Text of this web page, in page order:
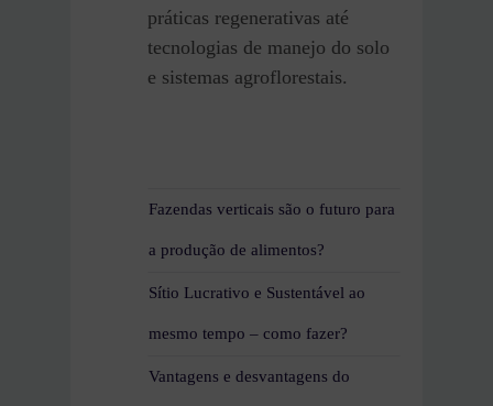
práticas regenerativas até
tecnologias de manejo do solo
e sistemas agroflorestais.
Fazendas verticais são o futuro para
a produção de alimentos?
Sítio Lucrativo e Sustentável ao
mesmo tempo – como fazer?
Vantagens e desvantagens do